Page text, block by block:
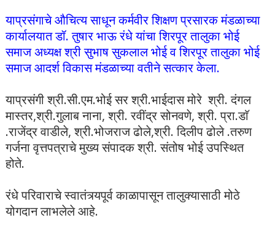
याप्रसंगाचे औचित्य साधून कर्मवीर शिक्षण प्रसारक मंडळाच्या
कार्यालयात डॉ. तुषार भाऊ रंधे यांचा शिरपूर तालुका भोई
समाज अध्यक्ष श्री सुभाष सुकलाल भोई व शिरपूर तालुका भोई
समाज आदर्श विकास मंडळाच्या वतीने सत्कार केला.
याप्रसंगी श्री.सी.एम.भोई सर श्री.भाईदास मोरे श्री. दंगल
मास्तर,श्री.गुलाब नाना, श्री. रवींद्र सोनवणे, श्री. प्रा.डाॅ
.राजेंद्र वाडीले, श्री.भोजराज ढोले,श्री. दिलीप ढोले .तरुण
गर्जना वृत्तपत्राचे मुख्य संपादक श्री. संतोष भोई उपस्थित
होते.
रंधे परिवाराचे स्वातंत्र्यपूर्व काळापासून तालुक्यासाठी मोठे
योगदान लाभलेले आहे.